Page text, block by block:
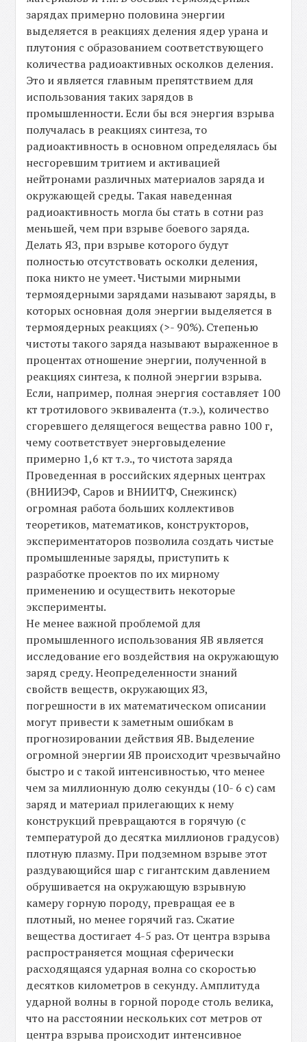
зарядах примерно половина энергии
выделяется в реакциях деления ядер урана и
плутония с образованием соответствующего
количества радиоактивных осколков деления.
Это и является главным препятствием для
использования таких зарядов в
промышленности. Если бы вся энергия взрыва
получалась в реакциях синтеза, то
радиоактивность в основном определялась бы
несгоревшим тритием и активацией
нейтронами различных материалов заряда и
окружающей среды. Такая наведенная
радиоактивность могла бы стать в сотни раз
меньшей, чем при взрыве боевого заряда.
Делать ЯЗ, при взрыве которого будут
полностью отсутствовать осколки деления,
пока никто не умеет. Чистыми мирными
термоядерными зарядами называют заряды, в
которых основная доля энергии выделяется в
термоядерных реакциях (>- 90%). Степенью
чистоты такого заряда называют выраженное в
процентах отношение энергии, полученной в
реакциях синтеза, к полной энергии взрыва.
Если, например, полная энергия составляет 100
кт тротилового эквивалента (т.э.), количество
сгоревшего делящегося вещества равно 100 г,
чему соответствует энерговыделение
примерно 1,6 кт т.э., то чистота заряда
Проведенная в российских ядерных центрах
(ВНИИЭФ, Саров и ВНИИТФ, Снежинск)
огромная работа больших коллективов
теоретиков, математиков, конструкторов,
экспериментаторов позволила создать чистые
промышленные заряды, приступить к
разработке проектов по их мирному
применению и осуществить некоторые
эксперименты.
Не менее важной проблемой для
промышленного использования ЯВ является
исследование его воздействия на окружающую
заряд среду. Неопределенности знаний
свойств веществ, окружающих ЯЗ,
погрешности в их математическом описании
могут привести к заметным ошибкам в
прогнозировании действия ЯВ. Выделение
огромной энергии ЯВ происходит чрезвычайно
быстро и с такой интенсивностью, что менее
чем за миллионную долю секунды (10- 6 с) сам
заряд и материал прилегающих к нему
конструкций превращаются в горячую (с
температурой до десятка миллионов градусов)
плотную плазму. При подземном взрыве этот
раздувающийся шар с гигантским давлением
обрушивается на окружающую взрывную
камеру горную породу, превращая ее в
плотный, но менее горячий газ. Сжатие
вещества достигает 4-5 раз. От центра взрыва
распространяется мощная сферически
расходящаяся ударная волна со скоростью
десятков километров в секунду. Амплитуда
ударной волны в горной породе столь велика,
что на расстоянии нескольких сот метров от
центра взрыва происходит интенсивное